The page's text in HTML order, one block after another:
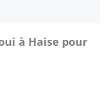
à Haise pour